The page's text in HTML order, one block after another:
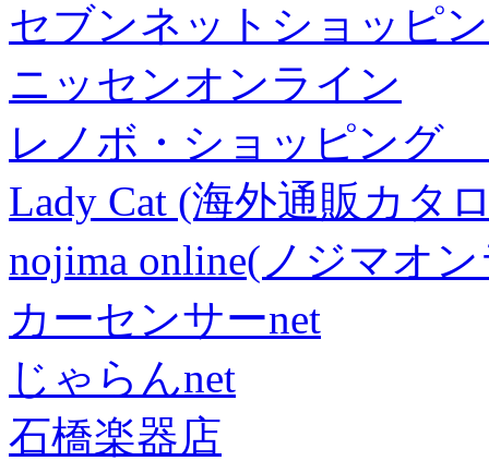
セブンネットショッピ
ニッセンオンライン
レノボ・ショッピング
Lady Cat (海外通販カタ
nojima online(ノジマオ
カーセンサーnet
じゃらんnet
石橋楽器店